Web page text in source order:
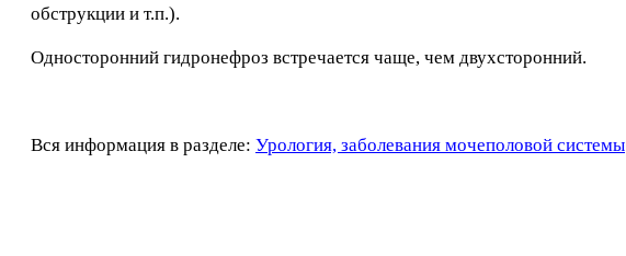
обструкции и т.п.).
Односторонний гидронефроз встречается чаще, чем двухсторонний.
Вся информация в разделе: Урология, заболевания мочеполовой системы